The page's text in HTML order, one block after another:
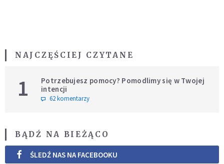
NAJCZĘŚCIEJ CZYTANE
1
Potrzebujesz pomocy? Pomodlimy się w Twojej
intencji
62 komentarzy
BĄDŹ NA BIEŻĄCO
ŚLEDŹ NAS NA FACEBOOKU